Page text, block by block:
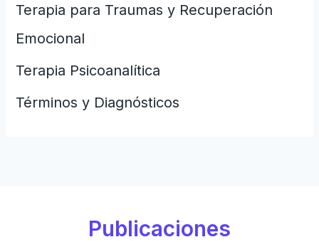
Terapia para Traumas y Recuperación
Emocional
Terapia Psicoanalítica
Términos y Diagnósticos
Publicaciones